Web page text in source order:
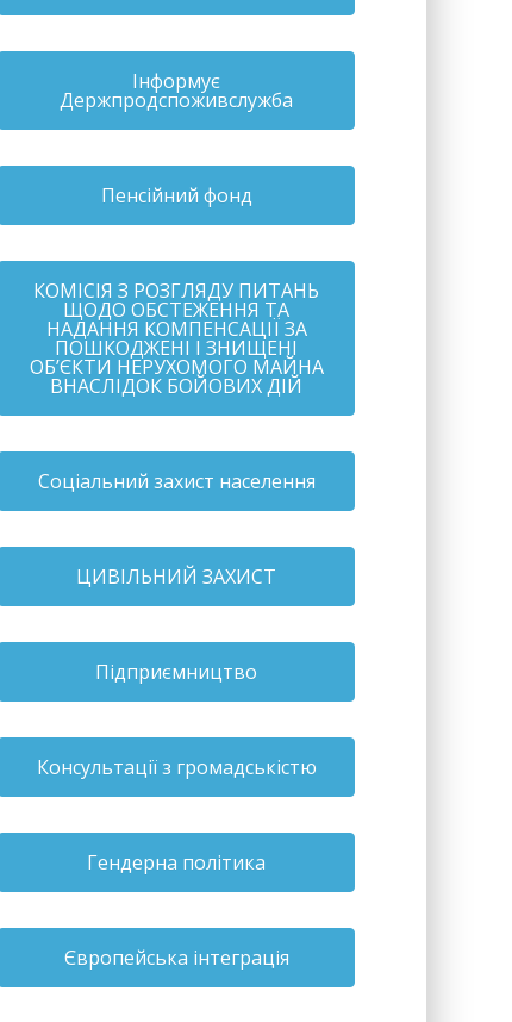
Інформує
Держпродспоживслужба
Пенсійний фонд
КОМІСІЯ З РОЗГЛЯДУ ПИТАНЬ
ЩОДО ОБСТЕЖЕННЯ ТА
НАДАННЯ КОМПЕНСАЦІЇ ЗА
ПОШКОДЖЕНІ І ЗНИЩЕНІ
ОБ’ЄКТИ НЕРУХОМОГО МАЙНА
ВНАСЛІДОК БОЙОВИХ ДІЙ
Соціальний захист населення
ЦИВІЛЬНИЙ ЗАХИСТ
Підприємництво
Консультації з громадськістю
Гендерна політика
Європейська інтеграція